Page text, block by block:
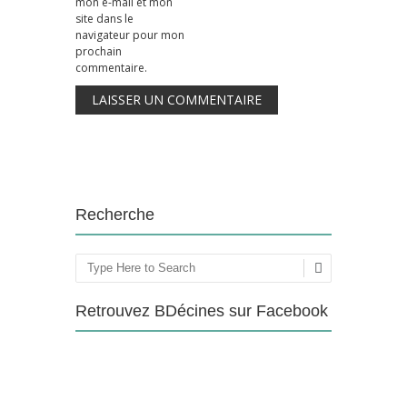
site dans le
navigateur pour mon
prochain
commentaire.
Recherche
Rechercher
Retrouvez BDécines sur Facebook